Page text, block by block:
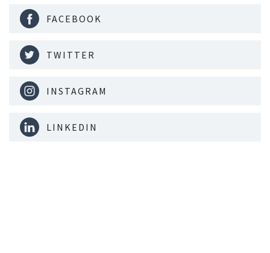
FACEBOOK
TWITTER
INSTAGRAM
LINKEDIN